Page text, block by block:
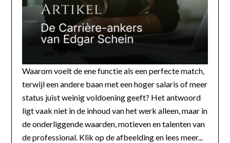
Waarom voelt de ene functie als een perfecte match,
terwijl een andere baan met een hoger salaris of meer
status juist weinig voldoening geeft? Het antwoord
ligt vaak niet in de inhoud van het werk alleen, maar in
de onderliggende waarden, motieven en talenten van
de professional. Klik op de afbeelding en lees meer...